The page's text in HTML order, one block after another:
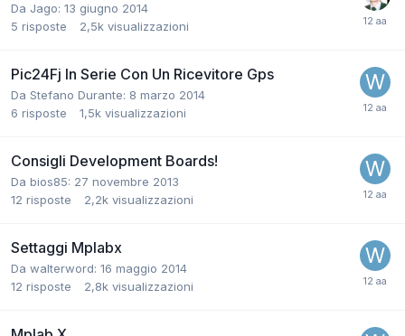
Da Jago: 13 giugno 2014
5 risposte 2,5k visualizzazioni
Pic24Fj In Serie Con Un Ricevitore Gps
Da Stefano Durante: 8 marzo 2014
6 risposte 1,5k visualizzazioni
Consigli Development Boards!
Da bios85: 27 novembre 2013
12 risposte 2,2k visualizzazioni
Settaggi Mplabx
Da walterword: 16 maggio 2014
12 risposte 2,8k visualizzazioni